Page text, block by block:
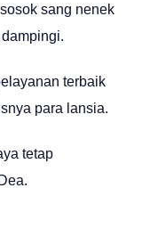
sang nenek
terbaik
para lansia.
tetap